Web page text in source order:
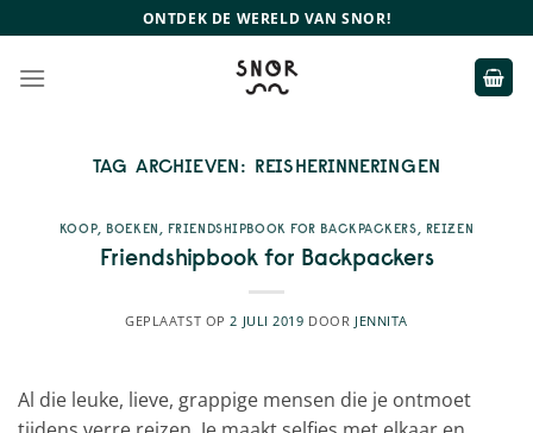
naar
inhoud
ONTDEK DE WERELD VAN SNOR!
TAG ARCHIEVEN: REISHERINNERINGEN
KOOP, BOEKEN , FRIENDSHIPBOOK FOR BACKPACKERS, REIZEN
Friendshipbook for Backpackers
GEPLAATST OP 2 JULI 2019 DOOR JENNITA
Al die leuke, lieve, grappige mensen die je ontmoet